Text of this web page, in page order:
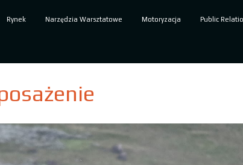
Rynek Narzędzia Warsztatowe Motoryzacja Public